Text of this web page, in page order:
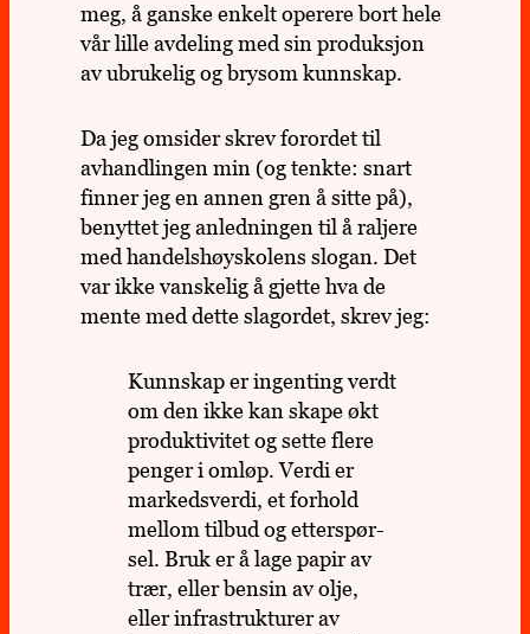
meg, å ganske enkelt ope­rere bort hele
vår lille avde­ling med sin pro­duk­sjon
av ubru­ke­lig og brysom kunn­skap.
Da jeg omsi­der skrev for­or­det til
avhand­lin­gen min (og tenkte: snart
finner jeg en annen gren å sitte på),
benyt­tet jeg anled­nin­gen til å ral­jere
med han­dels­høy­sko­lens slogan. Det
var ikke vans­ke­lig å gjette hva de
mente med dette slag­or­det, skrev jeg:
Kunn­skap er ingen­ting verdt
om den ikke kan skape økt
pro­duk­ti­vi­tet og sette flere
penger i omløp. Verdi er
mar­keds­verdi, et for­hold
mellom tilbud og etter­spør­
sel. Bruk er å lage papir av
trær, eller bensin av olje,
eller infra­struk­tu­rer av